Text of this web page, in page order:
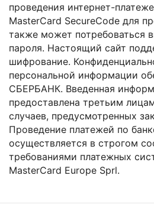
проведения интернет-
MasterCard SecureCode для
также может потребоваться
пароля. Настоящий сайт
шифрование.
персональной информации
СБЕРБАНК. Введенная
предоставлена третьим
случаев, предусмотренных
Проведение платежей по
осуществляется в строгом
требованиями платежных
MasterCard Europe Sprl.